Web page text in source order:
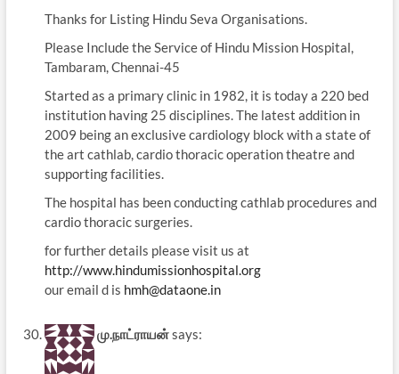
Thanks for Listing Hindu Seva Organisations.
Please Include the Service of Hindu Mission Hospital,
Tambaram, Chennai-45
Started as a primary clinic in 1982, it is today a 220 bed
institution having 25 disciplines. The latest addition in
2009 being an exclusive cardiology block with a state of
the art cathlab, cardio thoracic operation theatre and
supporting facilities.
The hospital has been conducting cathlab procedures and
cardio thoracic surgeries.
for further details please visit us at
http://www.hindumissionhospital.org
our email d is hmh@dataone.in
மு.நாட்ராயன்says: